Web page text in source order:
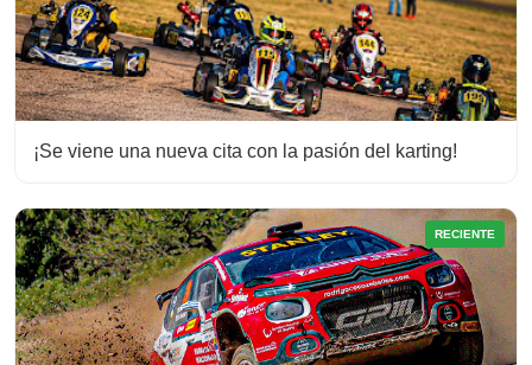
¡Se viene una nueva cita con la pasión del karting!
RECIENTE